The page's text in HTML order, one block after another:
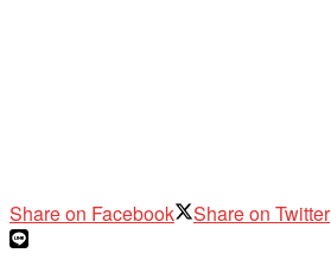
Share on Facebook Share on Twitter